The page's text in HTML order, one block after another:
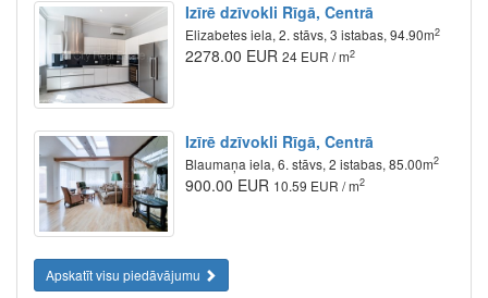
Izīrē dzīvokli Rīgā, Centrā
Elizabetes iela, 2. stāvs, 3 istabas, 94.90m2
2278.00 EUR 24 EUR / m2
Izīrē dzīvokli Rīgā, Centrā
Blaumaņa iela, 6. stāvs, 2 istabas, 85.00m2
900.00 EUR 10.59 EUR / m2
Apskatīt visu piedāvājumu